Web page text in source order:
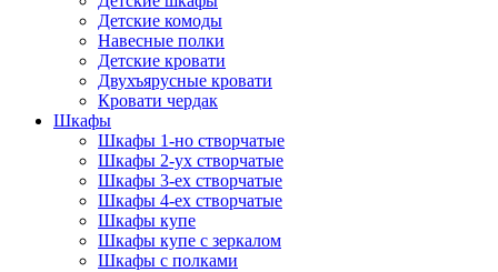
Детские комоды
Навесные полки
Детские кровати
Двухъярусные кровати
Кровати чердак
Шкафы
Шкафы 1-но створчатые
Шкафы 2-ух створчатые
Шкафы 3-ех створчатые
Шкафы 4-ех створчатые
Шкафы купе
Шкафы купе с зеркалом
Шкафы с полками